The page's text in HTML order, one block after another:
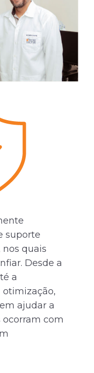
suporte
quais
Desde a
a
ajudar a
ocorram com